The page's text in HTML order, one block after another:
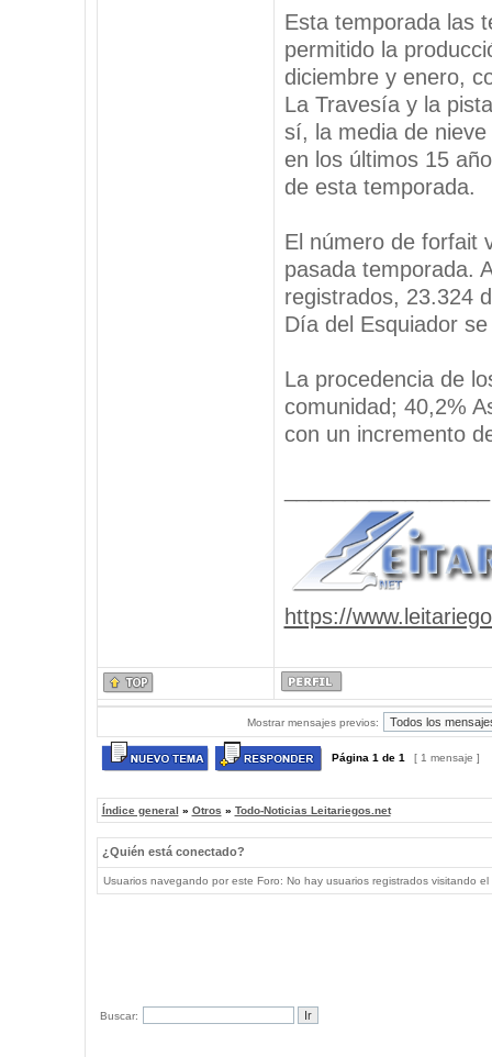
Esta temporada las
permitido la
diciembre y enero,
La Travesía y la
sí, la media de
en los últimos 15
de esta temporada.
El número de forfait
pasada temporada.
registrados, 23.324
Día del Esquiador
La procedencia de
comunidad; 40,2%
con un incremento
https://
Mostrar mensajes previos:
Página 1 de 1 [ 1 mensaje ]
Índice general » Otros » Todo-Noticias Leitariegos.net
¿Quién está conectado?
Usuarios navegando por este Foro: No hay usuarios registrados visitando
Buscar: